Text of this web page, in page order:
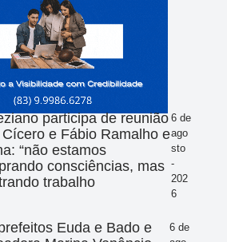
participa de reunião
e Fábio Ramalho e
“não estamos
consciências, mas
trabalho
6 de
ago
sto
-
202
6
Euda e Bado e
6 de